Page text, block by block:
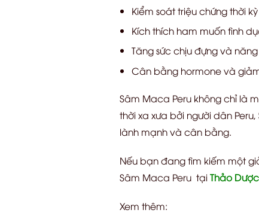
Kiểm soát triệu chứng thời
Kích thích ham muốn tình
Tăng sức chịu đựng và
Cân bằng hormone và
Sâm Maca Peru không chỉ là
thời xa xưa bởi người dân
lành mạnh và cân bằng.
Nếu bạn đang tìm kiếm một
Sâm Maca Peru tại Thảo
Xem thêm: